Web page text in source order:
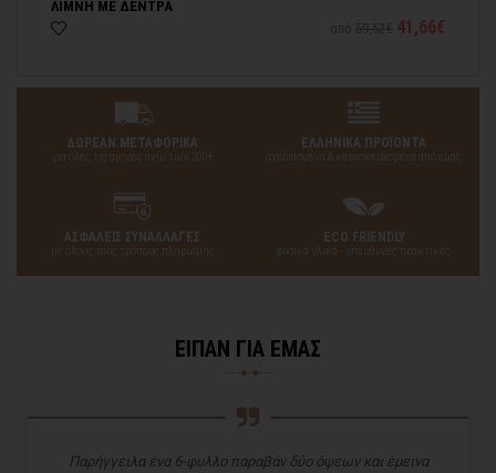
ΛΙΜΝΗ ΜΕ ΔΕΝΤΡΑ
41,66€
ΔΩΡΕΑΝ ΜΕΤΑΦΟΡΙΚΑ
για όλες τις αγορές άνω των 200€
ΕΛΛΗΝΙΚΑ ΠΡΟΪΟΝΤΑ
σχεδιασμένα & κατασκευασμένα από εμάς
ΑΣΦΑΛΕΙΣ ΣΥΝΑΛΛΑΓΕΣ
με όλους τους τρόπους πληρωμής
ECO FRIENDLY
φυσικά υλικά - υπεύθυνες πρακτικές
ΕΙΠΑΝ ΓΙΑ ΕΜΑΣ
Παρήγγειλα ένα 6-φυλλο παραβάν δύο όψεων και έμεινα